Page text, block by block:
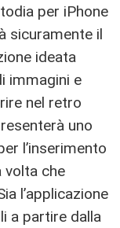
per iPhone
sicuramente il
ideata
immagini e
nel retro
uno
l’inserimento
volta che
l’applicazione
a partire dalla